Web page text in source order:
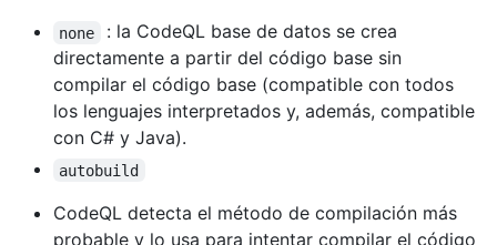
none
: la CodeQL base de datos se crea
directamente a partir del código base sin
compilar el código base (compatible con todos
los lenguajes interpretados y, además, compatible
con C# y Java).
autobuild
CodeQL detecta el método de compilación más
probable y lo usa para intentar compilar el código